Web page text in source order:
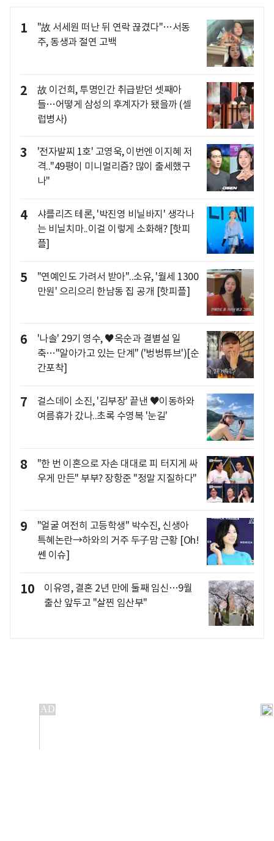
1
"故 서세원 떠난 뒤 연락 끊겼다"…서동
주, 동생과 절연 고백
2
故 이건희, 투명인간 취급받던 셋째아
들…어떻게 삼성의 후계자가 됐을까 (셀
럽병사)
3
'전자발찌 1호' 고영욱, 이번엔 이지혜 저
격.."49평이 미니멀리즘? 많이 출세했구
나"
4
샤를리즈 테론, '박진영 비닐바지' 생각나
는 비닐치마..이걸 이렇게 소화해? [핫피
플]
5
"연예인도 가려서 받아"..소유, '월세 1300
만원' 으리으리 한남동 집 공개 [핫피플]
6
'나솔' 29기 영수, ♥옥순과 결별설 일
축…"알아가고 있는 단계" ('벙벙튜브')[순
간포착]
7
걸스데이 소진, '김부장' 끝낸 ♥이동하와
여름휴가 갔나..초록 수영복 '눈길'
8
"한 번 이혼으로 자손 대대로 피 터지게 싸
우게 만든" 부부? 장항준 "정말 지질하다"
9
"얼굴 여전히 고등학생" 박수진, 신생아
특혜논란→하와의 거주 두子맘 근황 [Oh!
쎈 이슈]
10
이유영, 결혼 2년 만에 둘째 임신…9월
출산 앞두고 "살찐 임산부"